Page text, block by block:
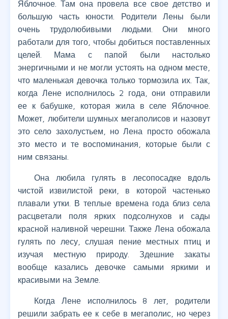
Яблочное. Там она провела все свое детство и
большую часть юности. Родители Лены были
очень трудолюбивыми людьми. Они много
работали для того, чтобы добиться поставленных
целей. Мама с папой были настолько
энергичными и не могли устоять на одном месте,
что маленькая девочка только тормозила их. Так,
когда Лене исполнилось 2 года, они отправили
ее к бабушке, которая жила в селе Яблочное.
Может, любители шумных мегаполисов и назовут
это село захолустьем, но Лена просто обожала
это место и те воспоминания, которые были с
ним связаны.
Она любила гулять в лесопосадке вдоль
чистой извилистой реки, в которой частенько
плавали утки. В теплые времена года близ села
расцветали поля ярких подсолнухов и сады
красной наливной черешни. Также Лена обожала
гулять по лесу, слушая пение местных птиц и
изучая местную природу. Здешние закаты
вообще казались девочке самыми яркими и
красивыми на Земле.
Когда Лене исполнилось 8 лет, родители
решили забрать ее к себе в мегаполис, но через